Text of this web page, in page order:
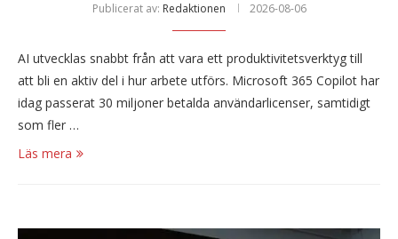
Publicerat av: Redaktionen 2026-08-06
AI utvecklas snabbt från att vara ett produktivitetsverktyg till
att bli en aktiv del i hur arbete utförs. Microsoft 365 Copilot har
idag passerat 30 miljoner betalda användarlicenser, samtidigt
som fler …
Läs mera